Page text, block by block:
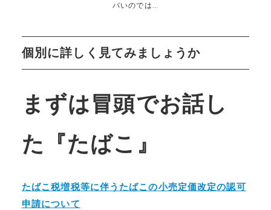
バいのでは…
個別に詳しく見てみましょうか
まずは冒頭でお話し
た『たばこ』
たばこ税増税等に伴うたばこの小売定価改定の認可
申請について